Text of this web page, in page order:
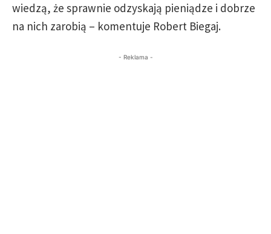
wiedzą, że sprawnie odzyskają pieniądze i dobrze
na nich zarobią – komentuje Robert Biegaj.
- Reklama -